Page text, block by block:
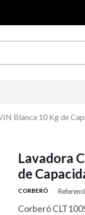
Blanca 10 Kg de
Lavadora
de
CORBERÓ
Corberó